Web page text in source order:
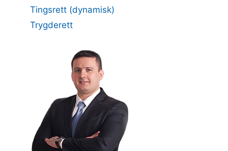
Tingsrett (dynamisk)
Trygderett